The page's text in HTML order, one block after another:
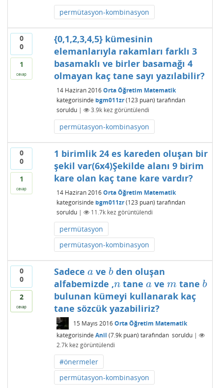
permütasyon-kombinasyon
0
0
1
cevap
{0,1,2,3,4,5} kümesinin
elemanlarıyla rakamları farklı 3
basamaklı ve birler basamağı 4
olmayan kaç tane sayı yazılabilir?
14 Haziran 2016 Orta Öğretim Matematik
kategorisinde bgm011zr (123 puan) tarafından
soruldu | 3.9kkez görüntülendi
permütasyon-kombinasyon
0
0
1
cevap
1 birimlik 24 es kareden oluşan bir
şekil var(6x4)Şekilde alanı 9 birim
kare olan kaç tane kare vardır?
14 Haziran 2016 Orta Öğretim Matematik
kategorisinde bgm011zr (123 puan) tarafından
soruldu | 11.7kkez görüntülendi
permütasyon
permütasyon-kombinasyon
0
0
2
cevap
Sadece a
ave b
b den oluşan
alfabemizde ,n
ntane a
ave m
m tane b
b
bulunan kümeyi kullanarak kaç
tane sözcük yazabiliriz?
15 Mayıs 2016 Orta Öğretim Matematik
kategorisinde Anil (7.9kpuan) tarafından soruldu |
2.7kkez görüntülendi
#önermeler
permütasyon-kombinasyon